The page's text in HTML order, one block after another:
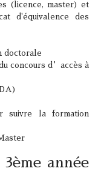
(licence, master) et
d'équivalence des
doctorale
concours d’accès à
suivre la formation
année